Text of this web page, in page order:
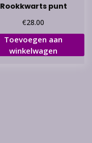
Rookkwarts punt
€28.00
Toevoegen aan
winkelwagen